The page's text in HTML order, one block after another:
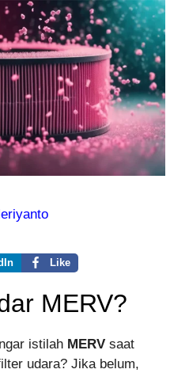
Like
MERV?
istilah MERV saat
udara? Jika belum,